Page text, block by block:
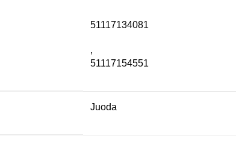
51117134081
,
51117154551
Juoda